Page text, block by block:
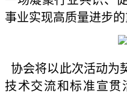
事业实现高质量进步的
协会将以此次活动为
技术交流和标准宣